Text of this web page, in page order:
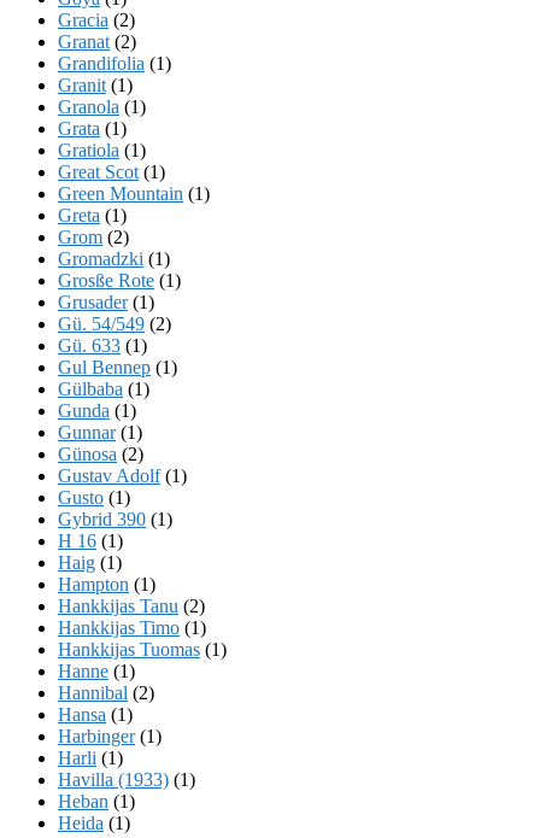
Gracia (2)
Granat (2)
Grandifolia (1)
Granit (1)
Granola (1)
Grata (1)
Gratiola (1)
Great Scot (1)
Green Mountain (1)
Greta (1)
Grom (2)
Gromadzki (1)
Grosße Rote (1)
Grusader(1)
Gü. 54/549 (2)
Gü. 633 (1)
Gul Bennep (1)
Gülbaba (1)
Gunda (1)
Gunnar(1)
Günosa (2)
Gustav Adolf(1)
Gusto (1)
Gybrid 390 (1)
H 16 (1)
Haig (1)
Hampton (1)
Hankkijas Tanu (2)
Hankkijas Timo (1)
Hankkijas Tuomas (1)
Hanne (1)
Hannibal (2)
Hansa (1)
Harbinger(1)
Harli (1)
Havilla (1933) (1)
Heban (1)
Heida (1)